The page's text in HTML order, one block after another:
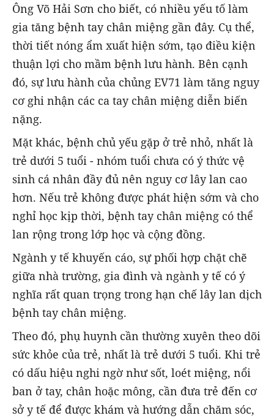
Ông Võ Hải Sơn cho biết, có nhiều yếu tố làm
gia tăng bệnh tay chân miệng gần đây. Cụ thể,
thời tiết nóng ẩm xuất hiện sớm, tạo điều kiện
thuận lợi cho mầm bệnh lưu hành. Bên cạnh
đó, sự lưu hành của chủng EV71 làm tăng nguy
cơ ghi nhận các ca tay chân miệng diễn biến
nặng.
Mặt khác, bệnh chủ yếu gặp ở trẻ nhỏ, nhất là
trẻ dưới 5 tuổi - nhóm tuổi chưa có ý thức vệ
sinh cá nhân đầy đủ nên nguy cơ lây lan cao
hơn. Nếu trẻ không được phát hiện sớm và cho
nghỉ học kịp thời, bệnh tay chân miệng có thể
lan rộng trong lớp học và cộng đồng.
Ngành y tế khuyến cáo, sự phối hợp chặt chẽ
giữa nhà trường, gia đình và ngành y tế có ý
nghĩa rất quan trọng trong hạn chế lây lan dịch
bệnh tay chân miệng.
Theo đó, phụ huynh cần thường xuyên theo dõi
sức khỏe của trẻ, nhất là trẻ dưới 5 tuổi. Khi trẻ
có dấu hiệu nghi ngờ như sốt, loét miệng, nổi
ban ở tay, chân hoặc mông, cần đưa trẻ đến cơ
sở y tế để được khám và hướng dẫn chăm sóc,